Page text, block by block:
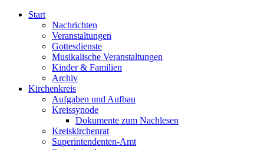
Start
Nachrichten
Veranstaltungen
Gottesdienste
Musikalische Veranstaltungen
Kinder & Familien
Archiv
Kirchenkreis
Aufgaben und Aufbau
Kreissynode
Dokumente zum Nachlesen
Kreiskirchenrat
Superintendenten-Amt